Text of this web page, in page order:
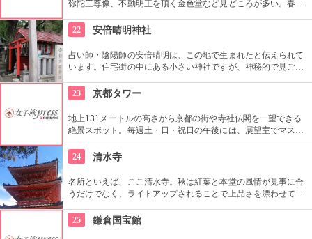
弥陀三尊像、不動明王を頂く金色堂など見どころが多い。春の
風情をみせることもポイントだ。
22 安倍晴明神社
占い師・陰陽師の安倍晴明は、この地で生まれたと伝えられて
います。住宅街の中にある小さい神社ですが、神秘的で見ごた
所で、戦時中も戦火から逃れたことから、厄除け・災難除けの
神様としても信仰を集めています。
23 京都タワー
地上131メートルの高さから京都の街や寺社仏閣を一望できる
絶景スポット。毎週土・日・祝日の午後には、展望室でマスコ
はレストラン街や大浴場もあり、ゆったりとくつろぐことがで
きる。
24 清水寺
名所といえば、ここ清水寺。秋は紅葉と本堂の風情が見事に合
うだけでなく、ライトアップされることで上品さを漂わせてい
に楽しめるのが、日本建築の醍醐味である。
25 鎌倉国宝館